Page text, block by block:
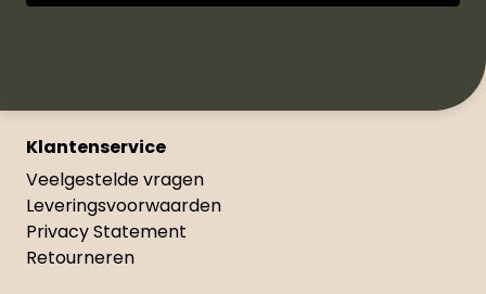
Klantenservice
Veelgestelde vragen
Leveringsvoorwaarden
Privacy Statement
Retourneren